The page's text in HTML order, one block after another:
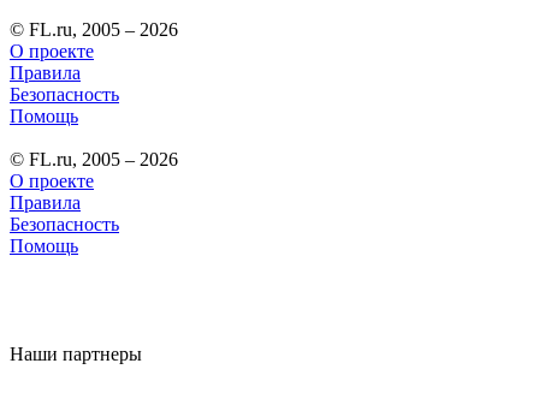
© FL.ru, 2005 – 2026
О проекте
Правила
Безопасность
Помощь
© FL.ru, 2005 – 2026
О проекте
Правила
Безопасность
Помощь
Наши партнеры